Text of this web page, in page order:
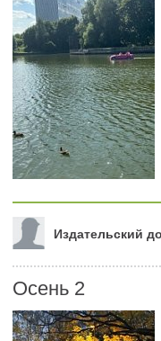
Издательский
Осень 2